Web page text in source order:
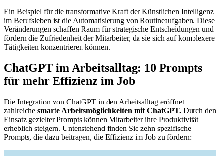
Ein Beispiel für die transformative Kraft der Künstlichen Intelligenz
im Berufsleben ist die Automatisierung von Routineaufgaben. Diese
Veränderungen schaffen Raum für strategische Entscheidungen und
fördern die Zufriedenheit der Mitarbeiter, da sie sich auf komplexere
Tätigkeiten konzentrieren können.
ChatGPT im Arbeitsalltag: 10 Prompts
für mehr Effizienz im Job
Die Integration von ChatGPT in den Arbeitsalltag eröffnet
zahlreiche smarte Arbeitsmöglichkeiten mit ChatGPT. Durch den
Einsatz gezielter Prompts können Mitarbeiter ihre Produktivität
erheblich steigern. Untenstehend finden Sie zehn spezifische
Prompts, die dazu beitragen, die Effizienz im Job zu fördern: